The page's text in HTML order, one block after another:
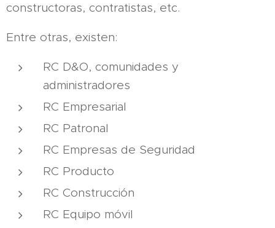
constructoras, contratistas, etc.
Entre otras, existen:
RC D&O, comunidades y
administradores
RC Empresarial
RC Patronal
RC Empresas de Seguridad
RC Producto
RC Construcción
RC Equipo móvil